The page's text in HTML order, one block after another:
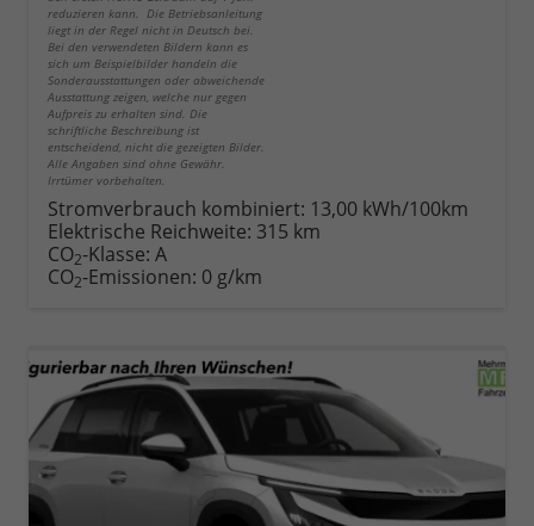
reduzieren kann. Die Betriebsanleitung
liegt in der Regel nicht in Deutsch bei.
Bei den verwendeten Bildern kann es
sich um Beispielbilder handeln die
Sonderausstattungen oder abweichende
Ausstattung zeigen, welche nur gegen
Aufpreis zu erhalten sind. Die
schriftliche Beschreibung ist
entscheidend, nicht die gezeigten Bilder.
Alle Angaben sind ohne Gewähr.
Irrtümer vorbehalten.
Stromverbrauch kombiniert: 13,00 kWh/100km
Elektrische Reichweite: 315 km
CO2-Klasse: A
CO2-Emissionen: 0 g/km